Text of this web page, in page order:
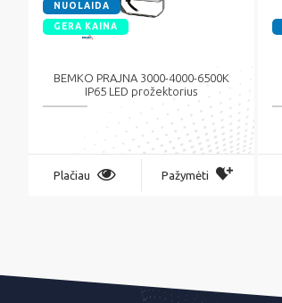
NUOLAIDA
GERA KAINA
BEMKO PRAJNA 3000-4000-6500K
IP65 LED prožektorius
Plačiau Pažymėti